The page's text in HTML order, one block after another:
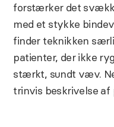
forstærker det
med et stykke
finder teknikken
patienter, der ikke
stærkt, sundt væv.
trinvis beskrivelse af